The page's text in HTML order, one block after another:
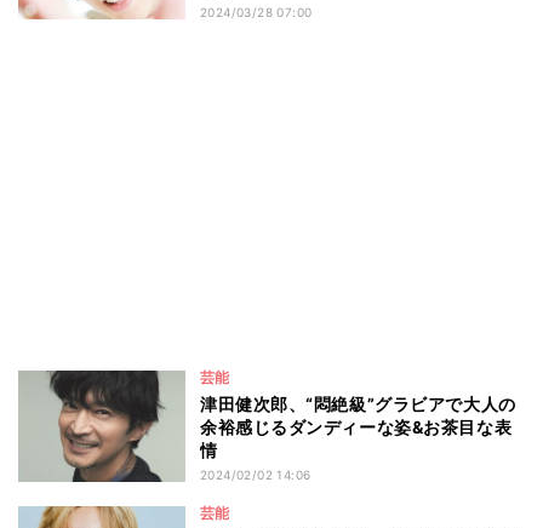
2024/03/28 07:00
芸能
津田健次郎、“悶絶級”グラビアで大人の
余裕感じるダンディーな姿&お茶目な表
情
2024/02/02 14:06
芸能